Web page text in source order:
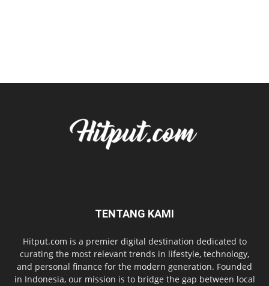
TENTANG KAMI
Hitput.com is a premier digital destination dedicated to
curating the most relevant trends in lifestyle, technology,
and personal finance for the modern generation. Founded
in Indonesia, our mission is to bridge the gap between local